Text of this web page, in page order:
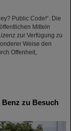
Public Code!“. Die
Mitteln
zur Verfügung zu
Weise den
Offenheit,
zu Besuch